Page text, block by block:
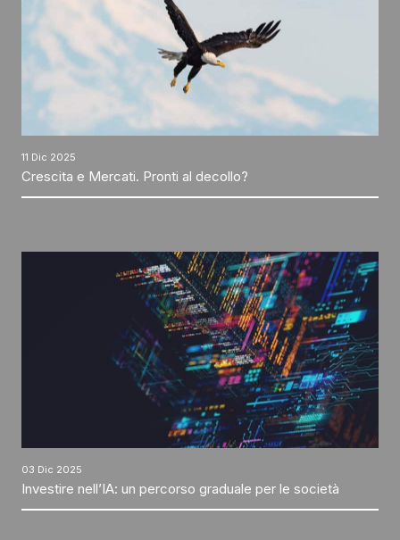
11 Dic 2025
Crescita e Mercati. Pronti al decollo?
03 Dic 2025
Investire nell’IA: un percorso graduale per le società